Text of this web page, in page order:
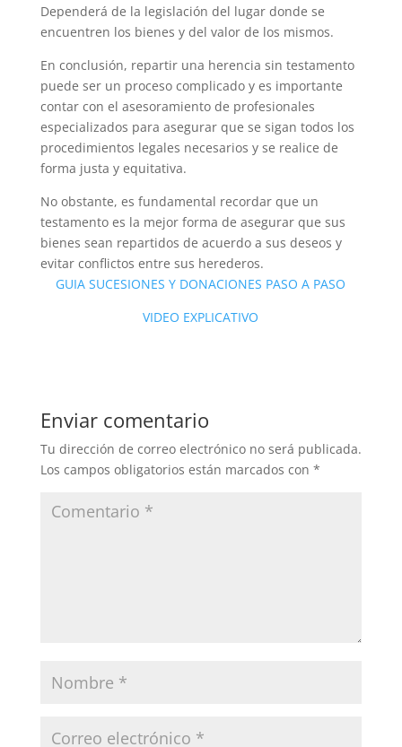
Dependerá de la legislación del lugar donde se
encuentren los bienes y del valor de los mismos.
En conclusión, repartir una herencia sin testamento
puede ser un proceso complicado y es importante
contar con el asesoramiento de profesionales
especializados para asegurar que se sigan todos los
procedimientos legales necesarios y se realice de
forma justa y equitativa.
No obstante, es fundamental recordar que un
testamento es la mejor forma de asegurar que sus
bienes sean repartidos de acuerdo a sus deseos y
evitar conflictos entre sus herederos.
GUIA SUCESIONES Y DONACIONES PASO A PASO
VIDEO EXPLICATIVO
Enviar comentario
Tu dirección de correo electrónico no será publicada.
Los campos obligatorios están marcados con *